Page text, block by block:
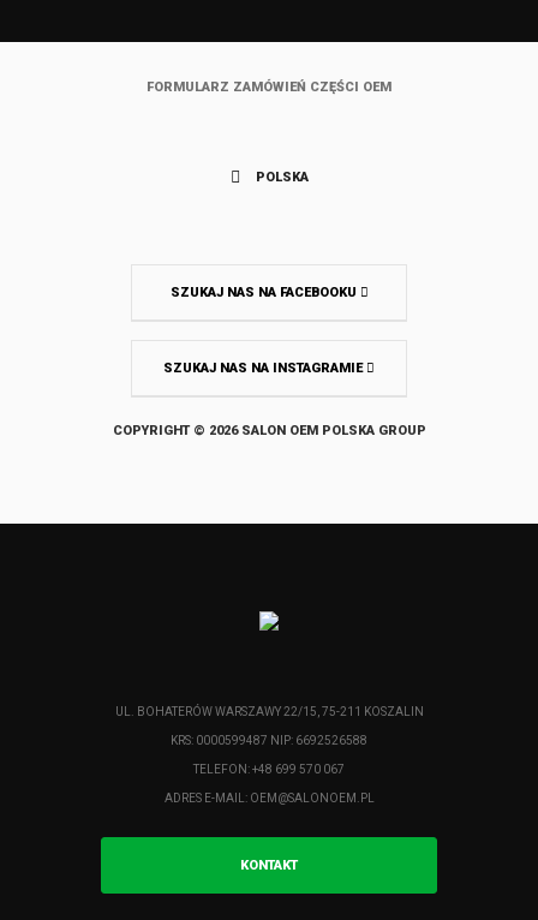
FORMULARZ ZAMÓWIEŃ CZĘŚCI OEM
POLSKA
SZUKAJ NAS NA FACEBOOKU
SZUKAJ NAS NA INSTAGRAMIE
COPYRIGHT © 2026 SALON OEM POLSKA GROUP
UL. BOHATERÓW WARSZAWY 22/15, 75-211 KOSZALIN
KRS: 0000599487 NIP: 6692526588
TELEFON: +48 699 570 067
ADRES E-MAIL: OEM@SALONOEM.PL
KONTAKT